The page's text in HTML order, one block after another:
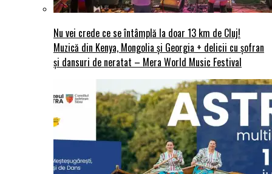
Nu vei crede ce se întâmplă la doar 13 km de Cluj!
Muzică din Kenya, Mongolia și Georgia + delicii cu șofran
și dansuri de neratat – Mera World Music Festival